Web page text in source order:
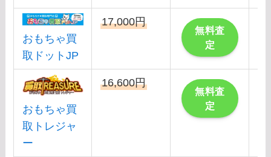
おもちゃ買
取ドットJP
17,000円
無料査
定
おもちゃ買
取トレジャ
ー
16,600円
無料査
定